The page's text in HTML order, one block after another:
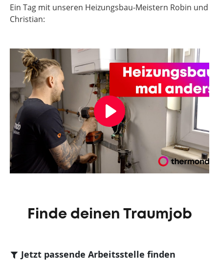
Ein Tag mit unseren Heizungsbau-Meistern Robin und
Christian:
Play
Finde deinen Traumjob
Jetzt passende Arbeitsstelle finden